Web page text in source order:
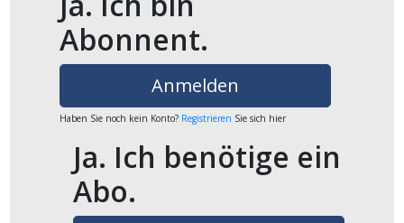
Abonnent.
Anmelden
Haben Sie noch kein Konto? Registrieren Sie sich hier
Ja. Ich benötige ein
Abo.